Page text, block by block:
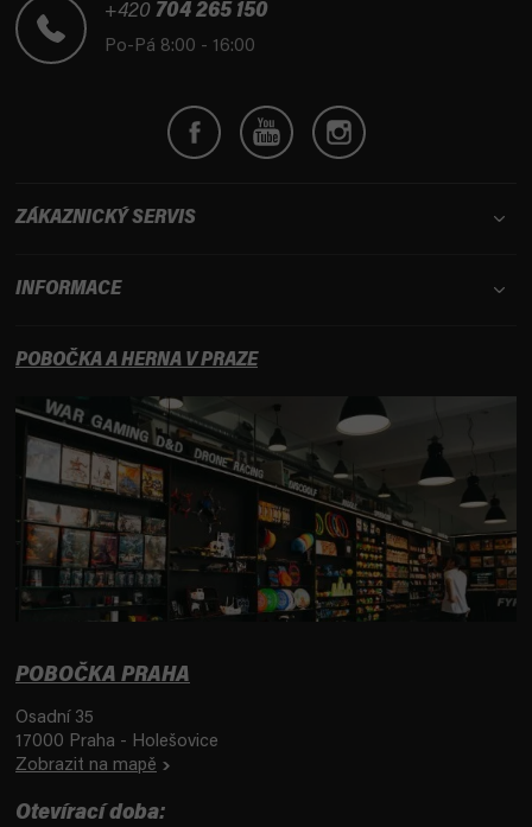
+420 704 265 150
Po-Pá 8:00 - 16:00
ZÁKAZNICKÝ SERVIS
INFORMACE
POBOČKA A HERNA V PRAZE
POBOČKA PRAHA
Osadní 35
17000 Praha - Holešovice
Zobrazit na mapě
Otevírací doba: